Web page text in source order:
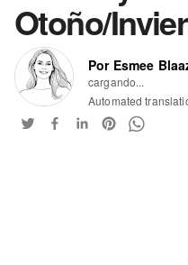
Otoño/
Por Esmee
cargando...
Automated